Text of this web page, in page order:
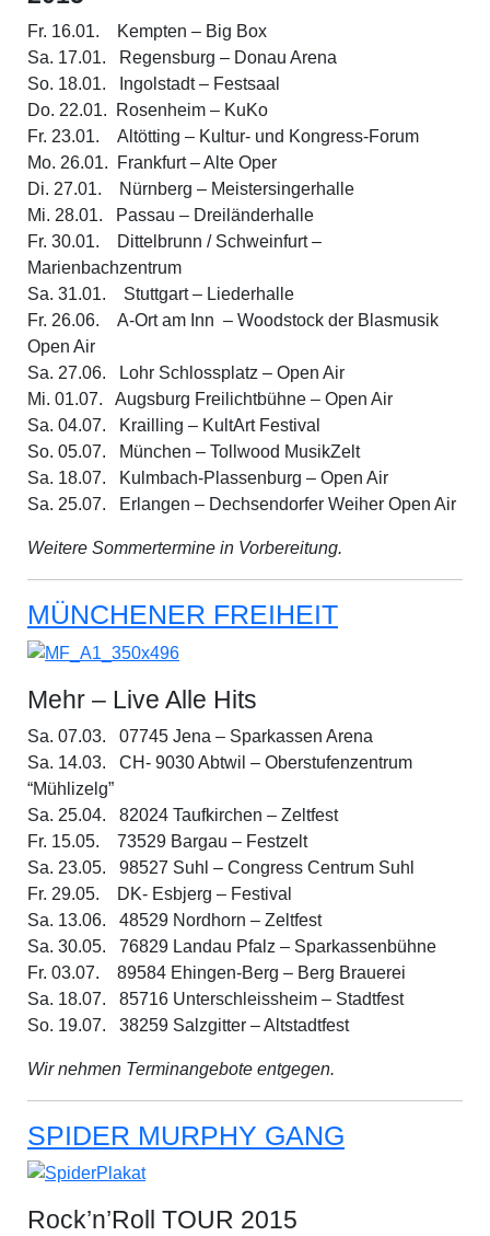
Fr. 16.01. Kempten – Big Box
Sa. 17.01. Regensburg – Donau Arena
So. 18.01. Ingolstadt – Festsaal
Do. 22.01. Rosenheim – KuKo
Fr. 23.01. Altötting – Kultur- und Kongress-Forum
Mo. 26.01. Frankfurt – Alte Oper
Di. 27.01. Nürnberg – Meistersingerhalle
Mi. 28.01. Passau – Dreiländerhalle
Fr. 30.01. Dittelbrunn / Schweinfurt –
Marienbachzentrum
Sa. 31.01. Stuttgart – Liederhalle
Fr. 26.06. A-Ort am Inn – Woodstock der Blasmusik
Open Air
Sa. 27.06. Lohr Schlossplatz – Open Air
Mi. 01.07. Augsburg Freilichtbühne – Open Air
Sa. 04.07. Krailling – KultArt Festival
So. 05.07. München – Tollwood MusikZelt
Sa. 18.07. Kulmbach-Plassenburg – Open Air
Sa. 25.07. Erlangen – Dechsendorfer Weiher Open Air
Weitere Sommertermine in Vorbereitung.
MÜNCHENER FREIHEIT
Mehr – Live Alle Hits
Sa. 07.03. 07745 Jena – Sparkassen Arena
Sa. 14.03. CH- 9030 Abtwil – Oberstufenzentrum
“Mühlizelg”
Sa. 25.04. 82024 Taufkirchen – Zeltfest
Fr. 15.05. 73529 Bargau – Festzelt
Sa. 23.05. 98527 Suhl – Congress Centrum Suhl
Fr. 29.05. DK- Esbjerg – Festival
Sa. 13.06. 48529 Nordhorn – Zeltfest
Sa. 30.05. 76829 Landau Pfalz – Sparkassenbühne
Fr. 03.07. 89584 Ehingen-Berg – Berg Brauerei
Sa. 18.07. 85716 Unterschleissheim – Stadtfest
So. 19.07. 38259 Salzgitter – Altstadtfest
Wir nehmen Terminangebote entgegen.
SPIDER MURPHY GANG
Rock’n’Roll TOUR 2015